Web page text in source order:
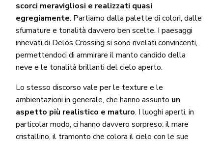
scorci meravigliosi e realizzati quasi
egregiamente. Partiamo dalla palette di colori, dalle
sfumature e tonalità davvero ben scelte. I paesaggi
innevati di Delos Crossing si sono rivelati convincenti,
permettendoci di ammirare il manto candido della
neve e le tonalità brillanti del cielo aperto.
Lo stesso discorso vale per le texture e le
ambientazioni in generale, che hanno assunto un
aspetto più realistico e maturo. I luoghi aperti, in
particolar modo, ci hanno davvero sorpreso: il mare
cristallino, il tramonto che colora il cielo con le sue